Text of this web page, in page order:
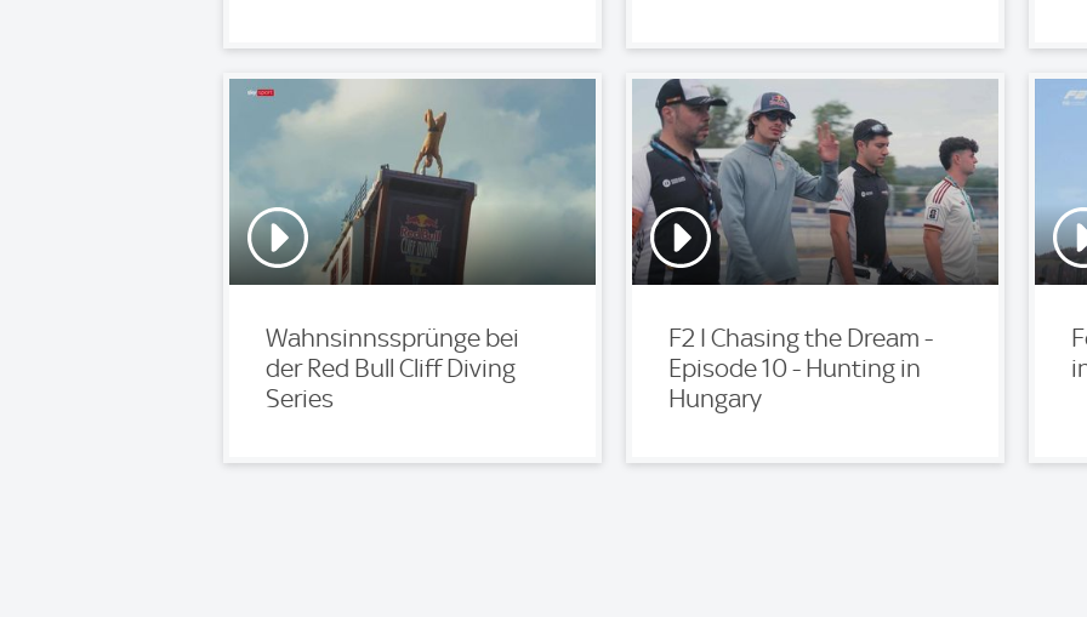
Wahnsinnssprünge bei
der Red Bull Cliff Diving
Series
F2 I Chasing the Dream -
Episode 10 - Hunting in
Hungary